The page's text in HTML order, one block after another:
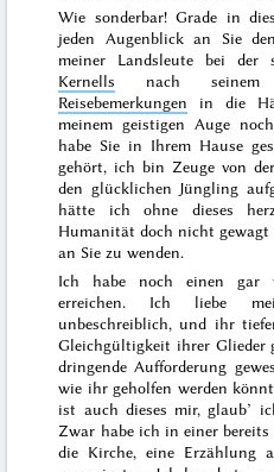
Wie sonderbar! Grade in
jeden Augenblick an Sie
meiner Landsleute bei der
Kernells nach
Reisebemerkungen in die
meinem geistigen Auge
habe Sie in Ihrem Hause
gehört, ich bin Zeuge von
den glücklichen Jüngling
hätte ich ohne dieses
Humanität doch nicht
an Sie zu wenden.
Ich habe noch einen gar
erreichen. Ich liebe
unbeschreiblich, und ihr
Gleichgültigkeit ihrer Glieder
dringende Aufforderung
wie ihr geholfen werden
ist auch dieses mir, glaub’
Zwar habe ich in einer bereits
die Kirche, eine Erzählung